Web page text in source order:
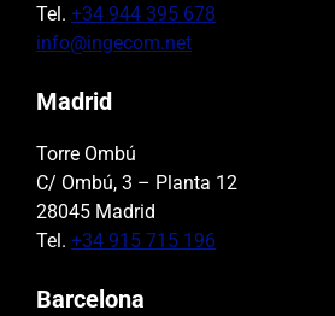
Tel. +34 944 395 678
info@ingecom.net
Madrid
Torre Ombú
C/ Ombú, 3 – Planta 12
28045 Madrid
Tel. +34 915 715 196
Barcelona